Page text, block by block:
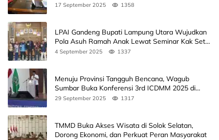
17 September 2025 1358
LPAI Gandeng Bupati Lampung Utara Wujudkan
Pola Asuh Ramah Anak Lewat Seminar Kak Seto,
Ini Jadwalnya
4 September 2025 1337
Menuju Provinsi Tangguh Bencana, Wagub
Sumbar Buka Konferensi 3rd ICDMM 2025 di
Unand
29 September 2025 1317
TMMD Buka Akses Wisata di Solok Selatan,
Dorong Ekonomi, dan Perkuat Peran Masyarakat